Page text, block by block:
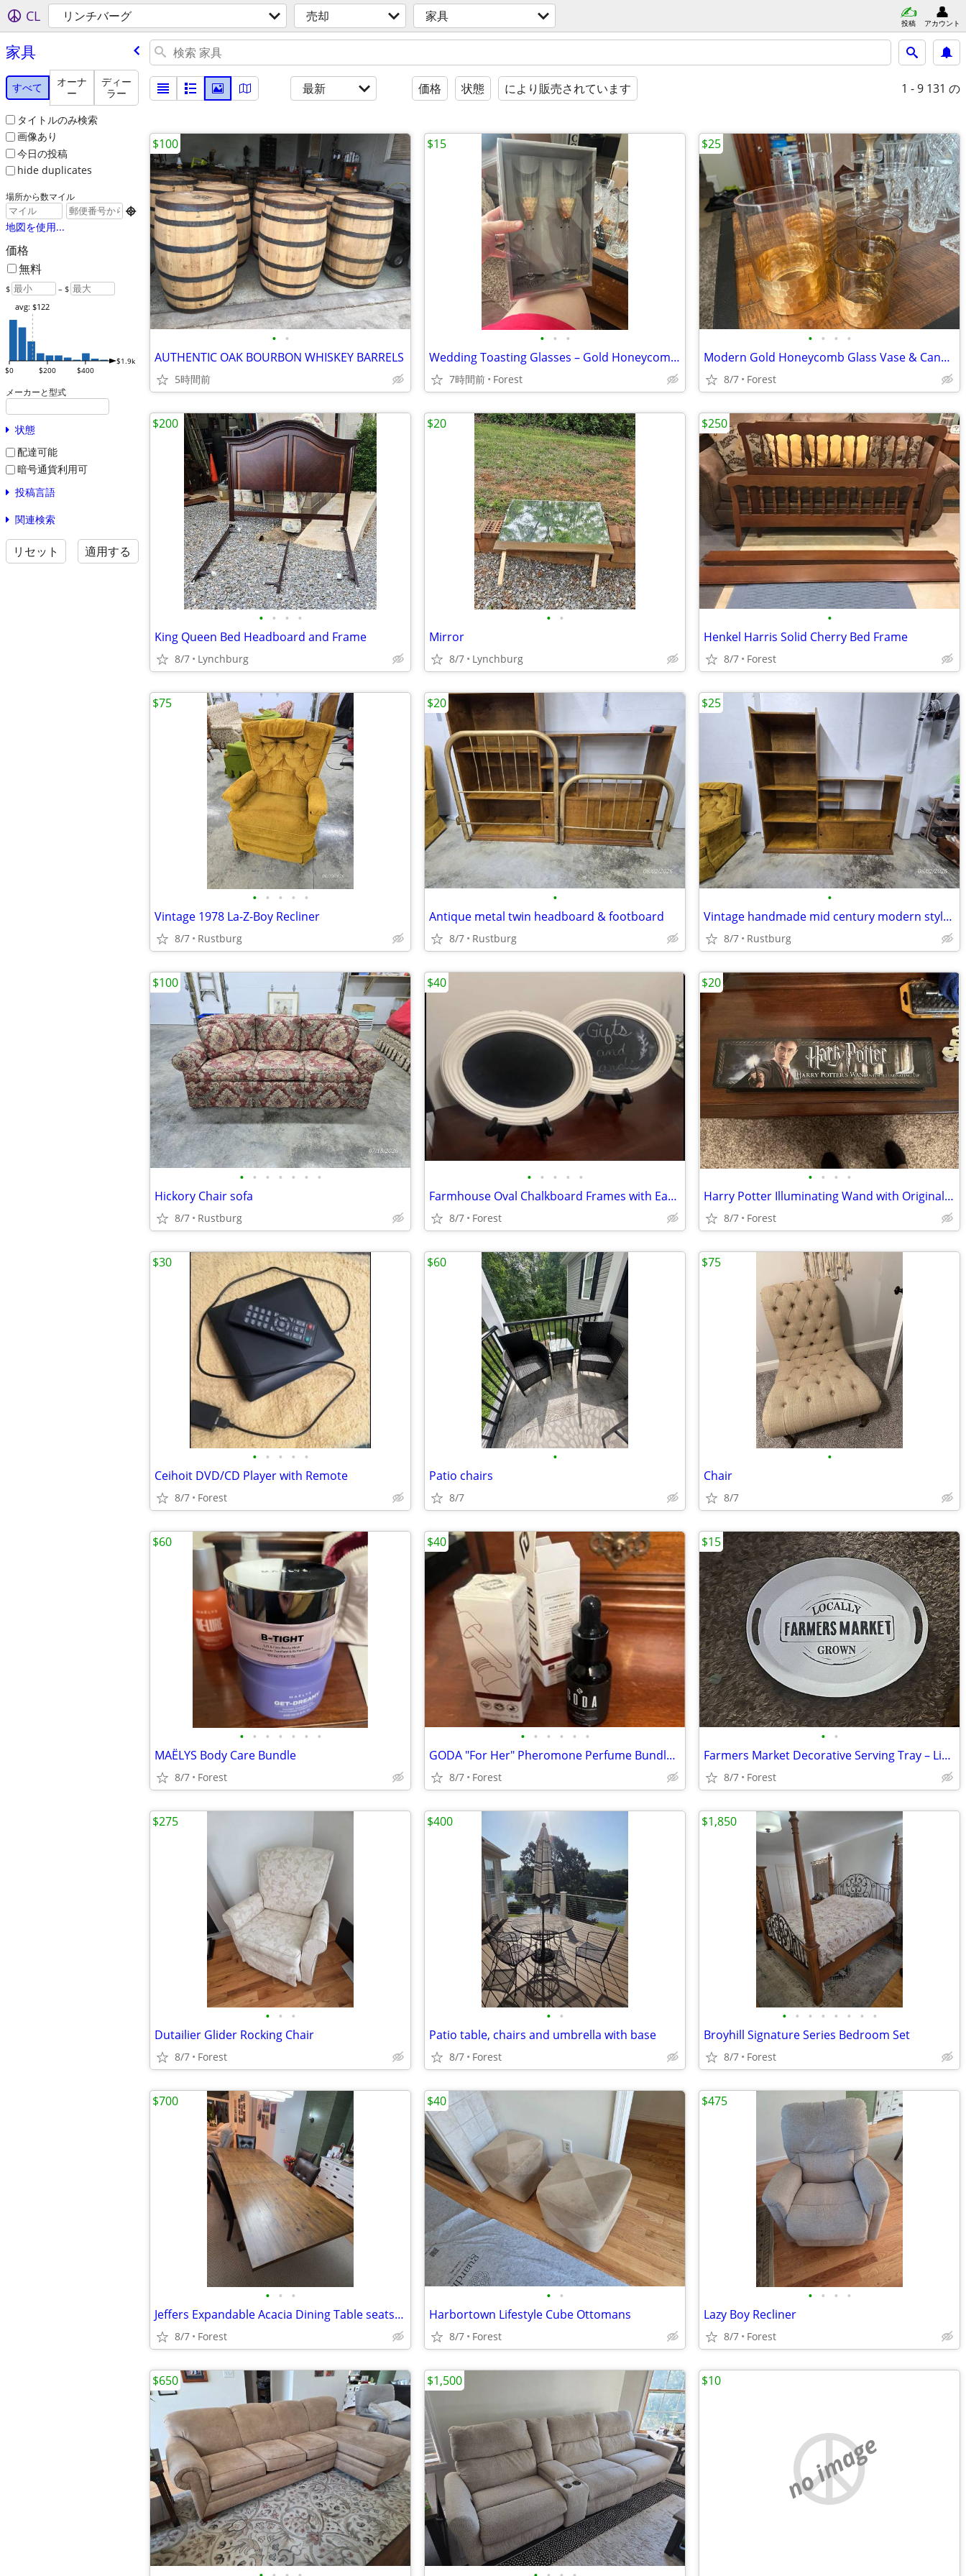
CL リンチバーグ 売却 家具 投稿 アカウント
家具
すべて
オーナ
ー
ディー
ラー
タイトルのみ検索
画像あり
今日の投稿
hide duplicates
場所から数マイル

地図を使用...
価格
無料
$ – $
$0 $200 $400
$1.9k
avg: $122
メーカーと型式
状態
配達可能
暗号通貨利用可
投稿言語
関連検索
リセット 適用する
最新 価格 状態 により販売されています 1 - 9 131 の
• •
AUTHENTIC OAK BOURBON WHISKEY BARRELS
5時間前
$100
• • •
Wedding Toasting Glasses – Gold Honeycomb – Never Used
7時間前 Forest
$15
• • • •
Modern Gold Honeycomb Glass Vase & Candle Holder Set – 4 Pieces
8/7 Forest
$25
• • • •
King Queen Bed Headboard and Frame
8/7 Lynchburg
$200
• •
Mirror
8/7 Lynchburg
$20
•
Henkel Harris Solid Cherry Bed Frame
8/7 Forest
$250
• • • • •
Vintage 1978 La-Z-Boy Recliner
8/7 Rustburg
$75
•
Antique metal twin headboard & footboard
8/7 Rustburg
$20
•
Vintage handmade mid century modern style TV console
8/7 Rustburg
$25
• • • • • • •
Hickory Chair sofa
8/7 Rustburg
$100
• • • • •
Farmhouse Oval Chalkboard Frames with Easel Stands – Set of 2
8/7 Forest
$40
• • • •
Harry Potter Illuminating Wand with Original Box – Like New
8/7 Forest
$20
• • • • •
Ceihoit DVD/CD Player with Remote
8/7 Forest
$30
•
Patio chairs
8/7
$60
•
Chair
8/7
$75
• • • • • • •
MAËLYS Body Care Bundle
8/7 Forest
$60
• • • • • •
GODA "For Her" Pheromone Perfume Bundle – Brand New!
8/7 Forest
$40
• •
Farmers Market Decorative Serving Tray – Like New
8/7 Forest
$15
• • •
Dutailier Glider Rocking Chair
8/7 Forest
$275
• •
Patio table, chairs and umbrella with base
8/7 Forest
$400
• • • • • • • •
Broyhill Signature Series Bedroom Set
8/7 Forest
$1,850
• • •
Jeffers Expandable Acacia Dining Table seats 4 to 10 seats
8/7 Forest
$700
• •
Harbortown Lifestyle Cube Ottomans
8/7 Forest
$40
• • • •
Lazy Boy Recliner
8/7 Forest
$475
$650 $1,500
no image
$10